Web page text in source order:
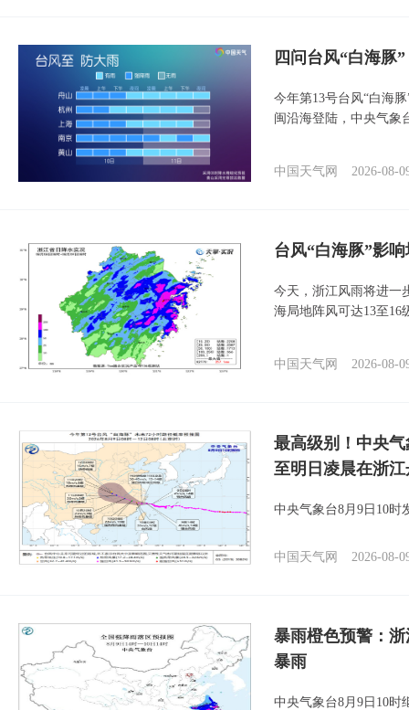
四问台风“白海豚
今年第13号台风“白海
闽沿海登陆，中央气象
中国天气网 2026-08-
台风“白海豚”影
今天，浙江风雨将进一
海局地阵风可达13至16
中国天气网 2026-08-
最高级别！中央
至明日凌晨在浙
中央气象台8月9日10时
中国天气网 2026-08-
暴雨橙色预警：
暴雨
中央气象台8月9日10时